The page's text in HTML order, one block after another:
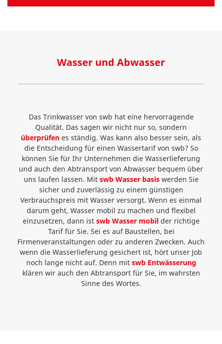
Wasser und Abwasser
Das Trinkwasser von swb hat eine hervorragende
Qualität. Das sagen wir nicht nur so, sondern
überprüfen es ständig. Was kann also besser sein, als
die Entscheidung für einen Wassertarif von swb? So
können Sie für Ihr Unternehmen die Wasserlieferung
und auch den Abtransport von Abwasser bequem über
uns laufen lassen. Mit swb Wasser basis werden Sie
sicher und zuverlässig zu einem günstigen
Verbrauchspreis mit Wasser versorgt. Wenn es einmal
darum geht, Wasser mobil zu machen und flexibel
einzusetzen, dann ist swb Wasser mobilder richtige
Tarif für Sie. Sei es auf Baustellen, bei
Firmenveranstaltungen oder zu anderen Zwecken. Auch
wenn die Wasserlieferung gesichert ist, hört unser Job
noch lange nicht auf. Denn mit swb Entwässerung
klären wir auch den Abtransport für Sie, im wahrsten
Sinne des Wortes.